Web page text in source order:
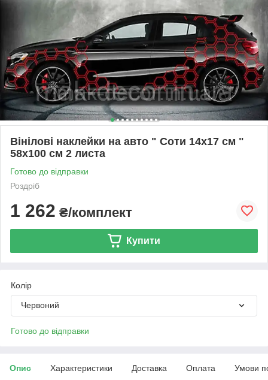
Вінілові наклейки на авто " Соти 14х17 см "
58х100 см 2 листа
Готово до відправки
Роздріб
1 262 ₴/комплект
Купити
Колір
Червоний
Готово до відправки
Опис Характеристики Доставка Оплата Умови